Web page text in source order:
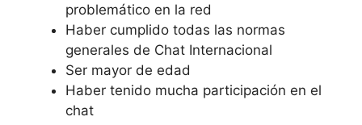
problemático en la red
Haber cumplido todas las normas
generales de Chat Internacional
Ser mayor de edad
Haber tenido mucha participación en el
chat